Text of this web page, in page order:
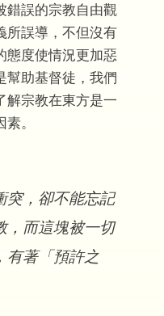
錯誤的宗教自由觀
所誤導，不但沒有
態度使情況更加惡
幫助基督徒，我們
解宗教在東方是一
。
突，卻不能忘記
，而這塊被一切
有著「預許之